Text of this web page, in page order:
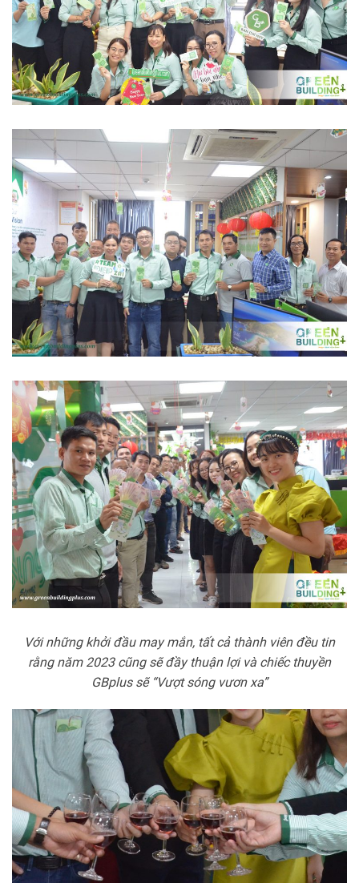
Với những khởi đầu may mắn, tất cả thành viên đều tin
rằng năm 2023 cũng sẽ đầy thuận lợi và chiếc thuyền
GBplus sẽ “Vượt sóng vươn xa”